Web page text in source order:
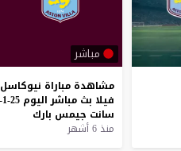
مباشر
مشاهدة مباراة نيوكاسل
فيلا بث مباشر اليوم 25-1-2026
سانت جيمس بارك
منذ 6 أشهر